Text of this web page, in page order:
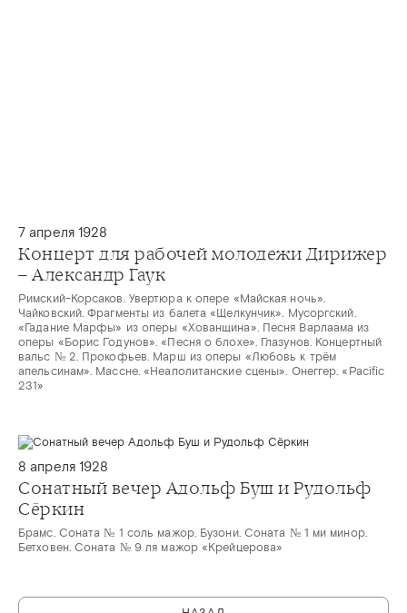
7 апреля 1928
Концерт для рабочей молодежи Дирижер
– Александр Гаук
Римский-Корсаков. Увертюра к опере «Майская ночь».
Чайковский. Фрагменты из балета «Щелкунчик». Мусоргский.
«Гадание Марфы» из оперы «Хованщина». Песня Варлаама из
оперы «Борис Годунов». «Песня о блохе». Глазунов. Концертный
вальс № 2. Прокофьев. Марш из оперы «Любовь к трём
апельсинам». Массне. «Неаполитанские сцены». Онеггер. «Pacific
231»
8 апреля 1928
Сонатный вечер Адольф Буш и Рудольф
Сёркин
Брамс. Соната № 1 соль мажор. Бузони. Соната № 1 ми минор.
Бетховен. Соната № 9 ля мажор «Крейцерова»